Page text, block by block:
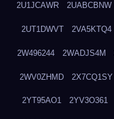
2U1JCAWR 2UABCBNW
2UT1DWVT 2VA5KTQ4
2W496244 2WADJS4M
2WV0ZHMD 2X7CQ1SY
2YT95AO1 2YV3O361